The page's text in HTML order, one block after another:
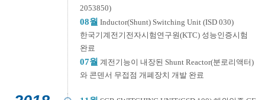
2053850)
08월 Inductor(Shunt) Switching Unit (ISD 030)
한국기계전기전자시험연구원(KTC) 성능인증시험
완료
07월 계전기능이 내장된 Shunt Reactor(분로리액터)
와 콘덴서 무접점 개폐장치 개발 완료